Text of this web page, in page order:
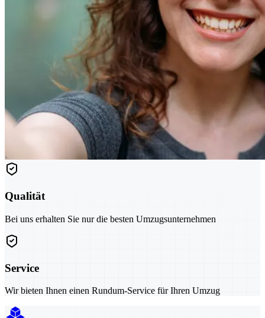
Qualität
Bei uns erhalten Sie nur die besten Umzugsunternehmen
Service
Wir bieten Ihnen einen Rundum-Service für Ihren Umzug